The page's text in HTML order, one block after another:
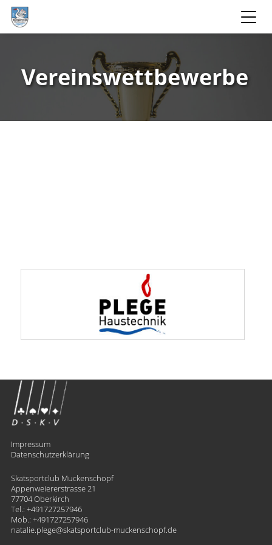
Vereinswettbewerbe
Impressum
Datenschutzerklärung
Skatsportclub Muckenschopf
Appenweiererstrasse 21
77704 Oberkirch
Tel.: +491727257946
Mob.: +491727257946
natalie.plege
​skatsportclub-muckenschopf.de